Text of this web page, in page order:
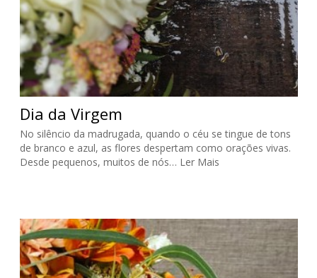
Dia da Virgem
No silêncio da madrugada, quando o céu se tingue de tons
de branco e azul, as flores despertam como orações vivas.
Desde pequenos, muitos de nós… Ler Mais